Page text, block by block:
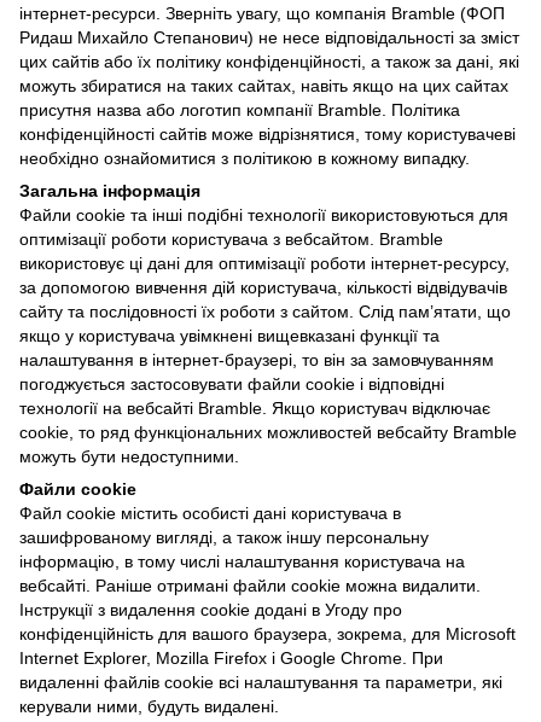
інтернет-ресурси. Зверніть увагу, що компанія Bramble (ФОП
Ридаш Михайло Степанович) не несе відповідальності за зміст
цих сайтів або їх політику конфіденційності, а також за дані, які
можуть збиратися на таких сайтах, навіть якщо на цих сайтах
присутня назва або логотип компанії Bramble. Політика
конфіденційності сайтів може відрізнятися, тому користувачеві
необхідно ознайомитися з політикою в кожному випадку.
Загальна інформація
Файли cookie та інші подібні технології використовуються для
оптимізації роботи користувача з вебсайтом. Bramble
використовує ці дані для оптимізації роботи інтернет-ресурсу,
за допомогою вивчення дій користувача, кількості відвідувачів
сайту та послідовності їх роботи з сайтом. Слід пам’ятати, що
якщо у користувача увімкнені вищевказані функції та
налаштування в інтернет-браузері, то він за замовчуванням
погоджується застосовувати файли cookie і відповідні
технології на вебсайті Bramble. Якщо користувач відключає
cookie, то ряд функціональних можливостей вебсайту Bramble
можуть бути недоступними.
Файли cookie
Файл cookie містить особисті дані користувача в
зашифрованому вигляді, а також іншу персональну
інформацію, в тому числі налаштування користувача на
вебсайті. Раніше отримані файли cookie можна видалити.
Інструкції з видалення cookie додані в Угоду про
конфіденційність для вашого браузера, зокрема, для Microsoft
Internet Explorer, Mozilla Firefox і Google Chrome. При
видаленні файлів cookie всі налаштування та параметри, які
керували ними, будуть видалені.